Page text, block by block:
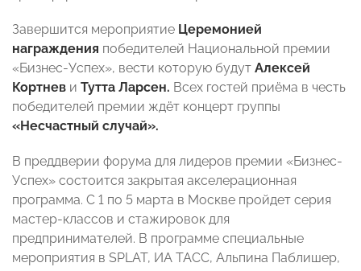
Завершится мероприятие Церемонией
награждения победителей Национальной премии
«Бизнес-Успех», вести которую будут Алексей
Кортнев и Тутта Ларсен. Всех гостей приёма в честь
победителей премии ждёт концерт группы
«Несчастный случай».
В преддверии форума для лидеров премии «Бизнес-
Успех» состоится закрытая акселерационная
программа. С 1 по 5 марта в Москве пройдет серия
мастер-классов и стажировок для
предпринимателей. В программе специальные
мероприятия в SPLAT, ИА ТАСС, Альпина Паблишер,